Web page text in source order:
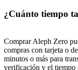
¿Cuánto tiempo
Comprar Aleph Zero
compras con tarjeta o
minutos o más para
verificación y el tiempo